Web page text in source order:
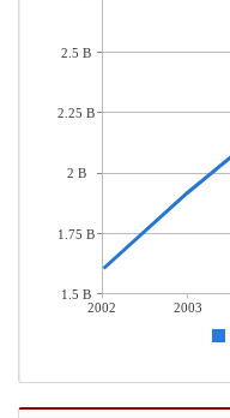
2002 2003
2.5 B
2.25 B
2 B
1.75 B
1.5 B